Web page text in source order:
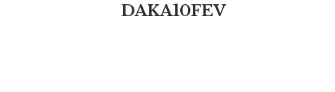
DAKA10FEV